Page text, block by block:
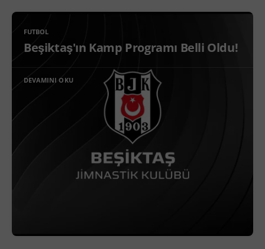
FUTBOL
Beşiktaş'ın Kamp Programı Belli Oldu!
DEVAMINI OKU